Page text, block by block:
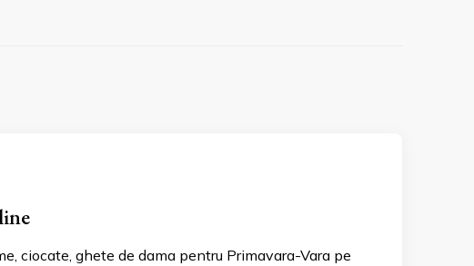
ciocate, ghete de dama pentru Primavara-Vara pe